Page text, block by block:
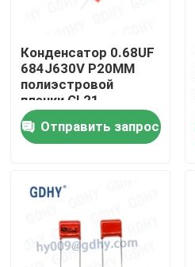
Дом
Продукты
О нас
Конденсатор 0.68UF
684J630V P20MM
полиэстровой
пленки CL21
Отправить запрос